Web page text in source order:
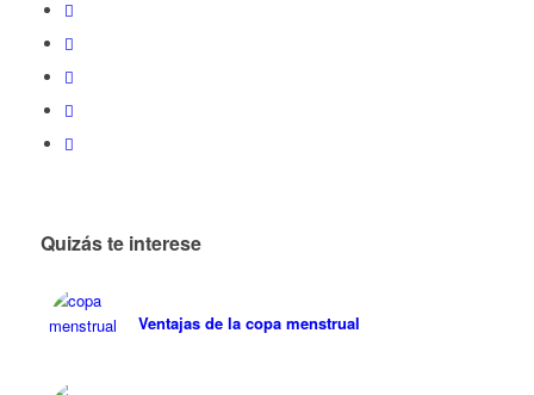
Quizás te interese
Ventajas de la copa menstrual